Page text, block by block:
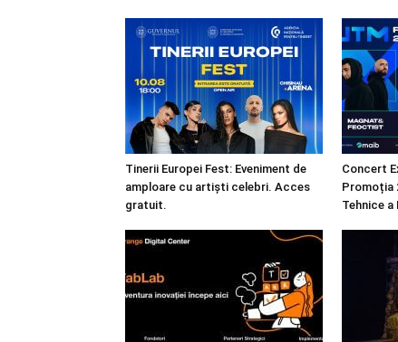
Tinerii Europei Fest: Eveniment de
amploare cu artiști celebri. Acces
gratuit.
Concert
Promoția
Tehnice a